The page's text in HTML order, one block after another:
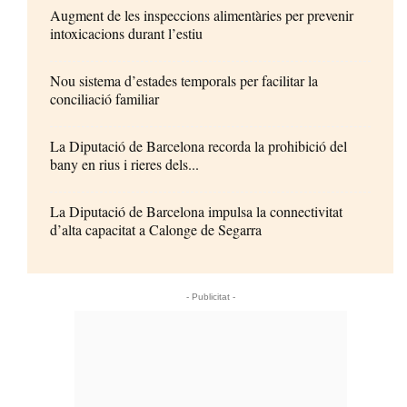
Augment de les inspeccions alimentàries per prevenir
intoxicacions durant l’estiu
Nou sistema d’estades temporals per facilitar la
conciliació familiar
La Diputació de Barcelona recorda la prohibició del
bany en rius i rieres dels...
La Diputació de Barcelona impulsa la connectivitat
d’alta capacitat a Calonge de Segarra
- Publicitat -